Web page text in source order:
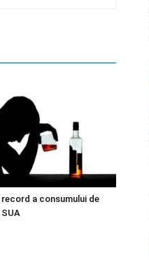
a consumului de